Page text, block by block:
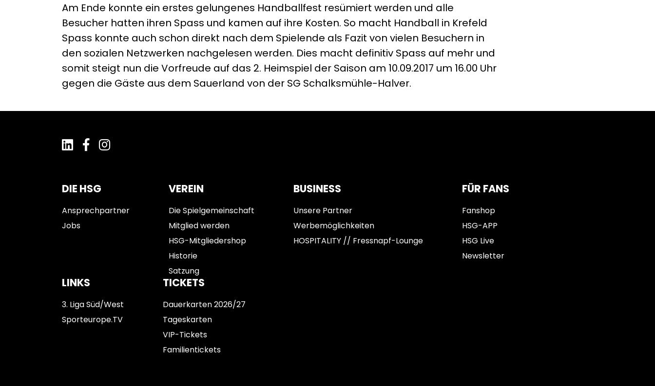
Am Ende konnte ein erstes gelungenes Handballfest resümiert werden und alle
Besucher hatten ihren Spass und kamen auf ihre Kosten. So macht Handball in Krefeld
Spass konnte auch schon direkt nach dem Spielende als Fazit von vielen Besuchern in
den sozialen Netzwerken nachgelesen werden. Dies macht definitiv Spass auf mehr und
somit steigt nun die Vorfreude auf das 2. Heimspiel der Saison am 10.09.2017 um 16.00 Uhr
gegen die Gäste aus dem Sauerland von der SG Schalksmühle-Halver.
DIE HSG
Ansprechpartner
Jobs
VEREIN
Die Spielgemeinschaft
Mitglied werden
HSG-Mitgliedershop
Historie
Satzung
BUSINESS
Unsere Partner
Werbemöglichkeiten
HOSPITALITY // Fressnapf-Lounge
FÜR FANS
Fanshop
HSG-APP
HSG Live
Newsletter
LINKS
3. Liga Süd/West
Sporteurope.TV
TICKETS
Dauerkarten 2026/27
Tageskarten
VIP-Tickets
Familientickets